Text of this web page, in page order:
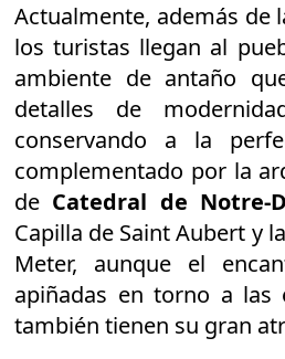
Actualmente, además de
los turistas llegan al
ambiente de antaño
detalles de
conservando a la
complementado por la
de Catedral de Notre-
Capilla de Saint Aubert y
Meter, aunque el
apiñadas en torno a las
también tienen su gran